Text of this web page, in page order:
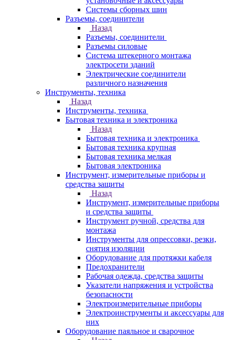
Системы сборных шин
Разъемы, соединители
Назад
Разъемы, соединители
Разъемы силовые
Система штекерного монтажа
электросети зданий
Электрические соединители
различного назначения
Инструменты, техника
Назад
Инструменты, техника
Бытовая техника и электроника
Назад
Бытовая техника и электроника
Бытовая техника крупная
Бытовая техника мелкая
Бытовая электроника
Инструмент, измерительные приборы и
средства защиты
Назад
Инструмент, измерительные приборы
и средства защиты
Инструмент ручной, средства для
монтажа
Инструменты для опрессовки, резки,
снятия изоляции
Оборудование для протяжки кабеля
Предохранители
Рабочая одежда, средства защиты
Указатели напряжения и устройства
безопасности
Электроизмерительные приборы
Электроинструменты и аксессуары для
них
Оборудование паяльное и сварочное